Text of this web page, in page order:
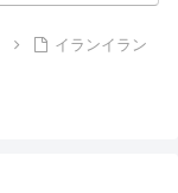
イランイラン